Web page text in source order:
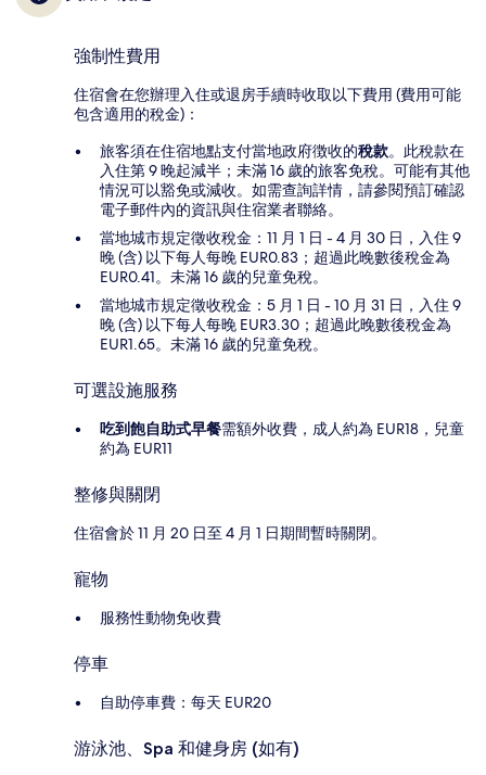
強制性費用
住宿會在您辦理入住或退房手續時收取以下費用 (費用可能
包含適用的稅金)：
旅客須在住宿地點支付當地政府徴收的稅款。此稅款在
入住第 9 晚起減半；未滿 16 歲的旅客免稅。可能有其他
情況可以豁免或減收。如需查詢詳情，請參閱預訂確認
電子郵件內的資訊與住宿業者聯絡。
當地城市規定徵收稅金：11 月 1 日 - 4 月 30 日，入住 9
晚 (含) 以下每人每晚 EUR0.83；超過此晚數後稅金為
EUR0.41。未滿 16 歲的兒童免稅。
當地城市規定徵收稅金：5 月 1 日 - 10 月 31 日，入住 9
晚 (含) 以下每人每晚 EUR3.30；超過此晚數後稅金為
EUR1.65。未滿 16 歲的兒童免稅。
可選設施服務
吃到飽自助式早餐需額外收費，成人約為 EUR18，兒童
約為 EUR11
整修與關閉
住宿會於 11 月 20 日至 4 月 1 日期間暫時關閉。
寵物
服務性動物免收費
停車
自助停車費：每天 EUR20
游泳池、Spa 和健身房 (如有)